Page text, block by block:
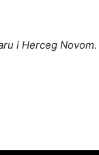
i Herceg Novom.